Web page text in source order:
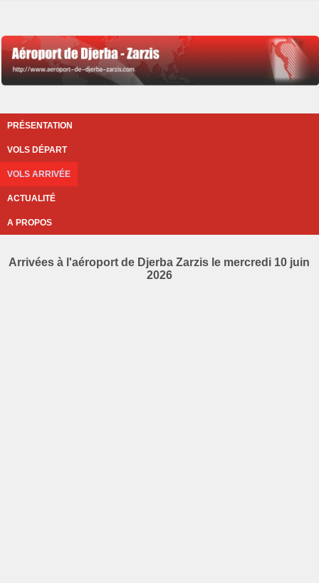
PRÉSENTATION
VOLS DÉPART
VOLS ARRIVÉE
ACTUALITÉ
A PROPOS
Arrivées à l'aéroport de Djerba Zarzis le mercredi 10 juin
2026